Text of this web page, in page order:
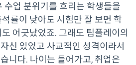
수업 분위기를 흐리는 학생들을
률이 낮아도 시험만 잘 보면 학
어긋났었죠. 그래도 팀플레이의
신 있었고 사교적인 성격이라서
니다. 나이는 들어가고, 취업은